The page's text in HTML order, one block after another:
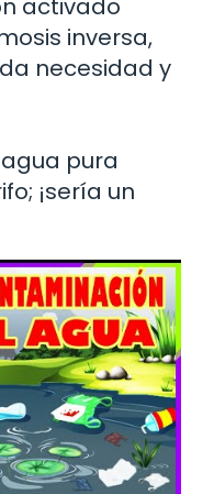
activado
inversa,
necesidad y
pura
¡sería un